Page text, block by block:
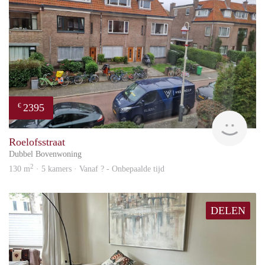
€ 2395
Roelofsstraat
Dubbel Bovenwoning
130 m2 · 5 kamers · Vanaf ? - Onbepaalde tijd
DELEN